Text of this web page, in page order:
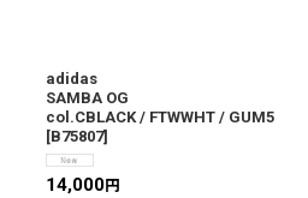
adidas
SAMBA OG
col.CBLACK / FTWWHT / GUM5
[B75807]
14,000円